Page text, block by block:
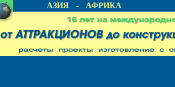
- АЗИЯ - АФРИКА